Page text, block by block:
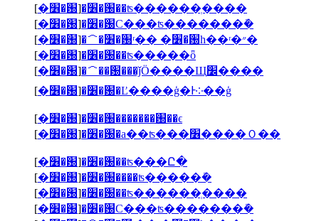
[
�׶�԰]
�׶�԰��ʦ������ְ����
[
�׶�԰]
�׶�԰С���ʦ�������ܽ�
[
�׶�԰]
�＾�׶�԰ʳ�� �׶�԰һ��ʳ�״�
[
�׶�԰]
�׶�԰��ʦ�����ȫ
[
�׶�԰]
�＾��԰���ǰӦ����Щ׼����
[
�׶�԰] �׶�԰�Ľ����ģ�Ͱ༶��ģ
[ �׶�԰]
�׶�԰�������԰��ϵ
[
�׶�԰] �׶�԰�а��ʦ���׶����Ｏ��
[ �׶�԰]
�׶�԰��ʦ���Ը�
[
�׶�԰]
�׶�԰����ʦ�����ܽ�
[
�׶�԰]
�׶�԰��ʦ������ְ����
[
�׶�԰]
�׶�԰С���ʦ�������ܽ�